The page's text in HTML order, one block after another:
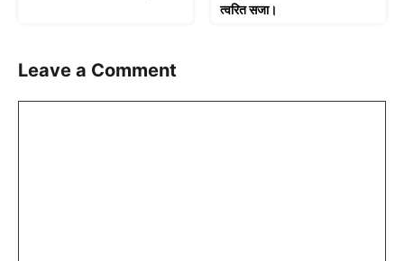
त्वरित सजा।
Leave a Comment